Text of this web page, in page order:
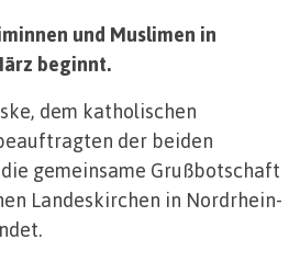
und Muslimen in
beginnt.
dem katholischen
der beiden
gemeinsame Grußbotschaft
Landeskirchen in Nordrhein-